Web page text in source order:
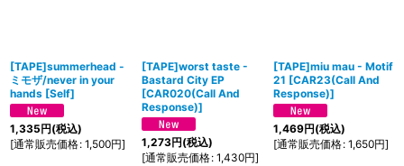
[TAPE]summerhead -
ミモザ/never in your
hands [Self]
1,335円(税込)
[通常販売価格: 1,500円]
[TAPE]worst taste -
Bastard City EP
[CAR020(Call And
Response)]
1,273円(税込)
[通常販売価格: 1,430円]
[TAPE]miu mau - Motif
21 [CAR23(Call And
Response)]
1,469円(税込)
[通常販売価格: 1,650円]